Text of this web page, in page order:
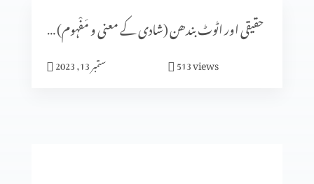
شادی کا الٰہی منصوبہ (حصہ 4) حقیقی اور اٹوٹ بندھن (شادی کے معنی و مَفْہوم) حصہ 1
ستمبر 13, 2023 513views